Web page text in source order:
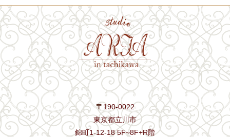
〒 190-0022
東京都立川市
錦町1-12-18 5F~8F+R階